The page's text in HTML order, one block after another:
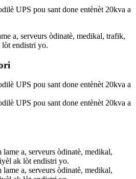
a, serveurs òdinatè, medikal, trafik,
endistri yo.